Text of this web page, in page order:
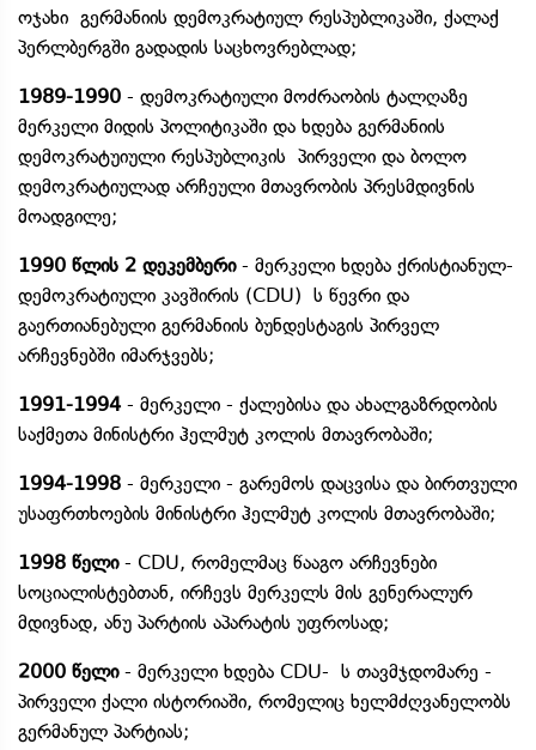
ოჯახი გერმანიის დემოკრატიულ რესპუბლიკაში, ქალაქ
პერლბერგში გადადის საცხოვრებლად;
1989-1990 - დემოკრატიული მოძრაობის ტალღაზე
მერკელი მიდის პოლიტიკაში და ხდება გერმანიის
დემოკრატუიული რესპუბლიკის პირველი და ბოლო
დემოკრატიულად არჩეული მთავრობის პრესმდივნის
მოადგილე;
1990 წლის 2 დეკემბერი- მერკელი ხდება ქრისტიანულ-
დემოკრატიული კავშირის (CDU) ს წევრი და
გაერთიანებული გერმანიის ბუნდესტაგის პირველ
არჩევნებში იმარჯვებს;
1991-1994 - მერკელი - ქალებისა და ახალგაზრდობის
საქმეთა მინისტრი ჰელმუტ კოლის მთავრობაში;
1994-1998 - მერკელი - გარემოს დაცვისა და ბირთვული
უსაფრთხოების მინისტრი ჰელმუტ კოლის მთავრობაში;
1998 წელი- CDU, რომელმაც წააგო არჩევნები
სოციალისტებთან, ირჩევს მერკელს მის გენერალურ
მდივნად, ანუ პარტიის აპარატის უფროსად;
2000 წელი- მერკელი ხდება CDU- ს თავმჯდომარე -
პირველი ქალი ისტორიაში, რომელიც ხელმძღვანელობს
გერმანულ პარტიას;